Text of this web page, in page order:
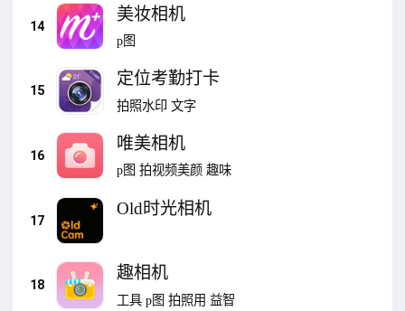
14
美妆相机
p图
15
定位考勤打卡
拍照水印 文字
16
唯美相机
p图 拍视频美颜 趣味
17
Old时光相机
18
趣相机
工具 p图 拍照用 益智